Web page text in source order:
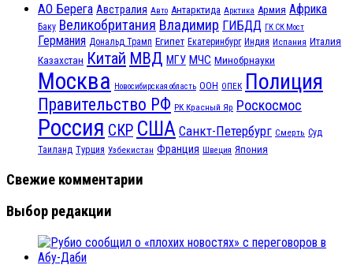
АО Берега Австралия Авто Антарктида Арктика Армия Африка
Баку Великобритания Владимир ГИБДД ГК СК Мост
Германия Дональд Трамп Египет Екатеринбург Индия Испания Италия
Казахстан Китай МВД МГУ МЧС Минобрнауки
Москва Новосибирская область ООН ОПЕК Полиция
Правительство РФ РК Красный Яр Роскосмос
Россия СКР США Санкт-Петербург Смерть Суд
Таиланд Турция Узбекистан Франция Швеция Япония
Свежие комментарии
Выбор редакции